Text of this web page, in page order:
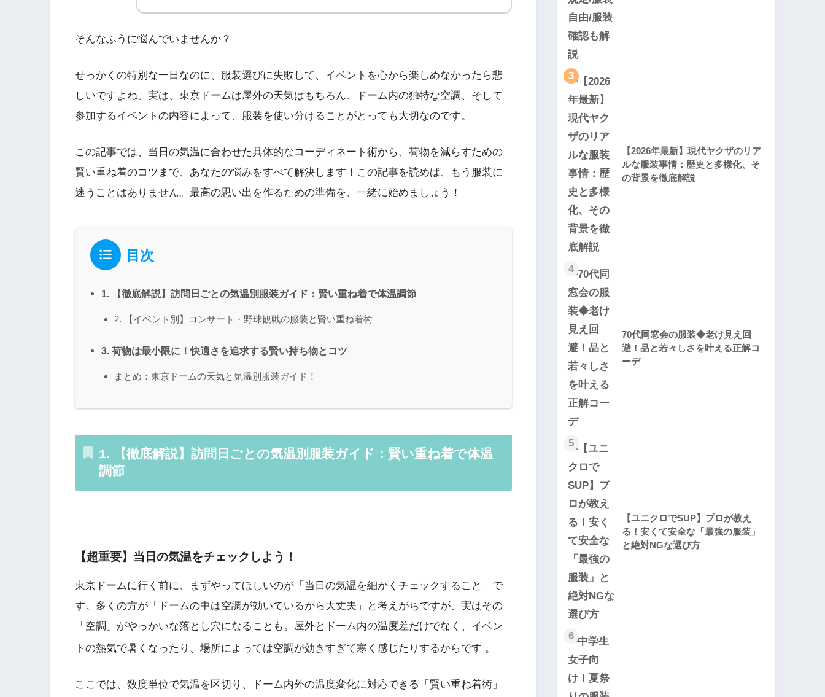
そんなふうに悩んでいませんか？
せっかくの特別な一日なのに、服装選びに失敗して、イベントを心から楽しめなかったら悲
しいですよね。実は、東京ドームは屋外の天気はもちろん、ドーム内の独特な空調、そして
参加するイベントの内容によって、服装を使い分けることがとっても大切なのです。
この記事では、当日の気温に合わせた具体的なコーディネート術から、荷物を減らすための
賢い重ね着のコツまで、あなたの悩みをすべて解決します！この記事を読めば、もう服装に
迷うことはありません。最高の思い出を作るための準備を、一緒に始めましょう！
目次
1. 【徹底解説】訪問日ごとの気温別服装ガイド：賢い重ね着で体温調節
2. 【イベント別】コンサート・野球観戦の服装と賢い重ね着術
3. 荷物は最小限に！快適さを追求する賢い持ち物とコツ
まとめ：東京ドームの天気と気温別服装ガイド！
1. 【徹底解説】訪問日ごとの気温別服装ガイド：賢い重ね着で体温
調節
【超重要】当日の気温をチェックしよう！
東京ドームに行く前に、まずやってほしいのが「当日の気温を細かくチェックすること」で
す。多くの方が「ドームの中は空調が効いているから大丈夫」と考えがちですが、実はその
「空調」がやっかいな落とし穴になることも。屋外とドーム内の温度差だけでなく、イベン
トの熱気で暑くなったり、場所によっては空調が効きすぎて寒く感じたりするからです 。
ここでは、数度単位で気温を区切り、ドーム内外の温度変化に対応できる「賢い重ね着術」
3
【2026年最新】現代ヤクザのリア
ルな服装事情：歴史と多様化、そ
の背景を徹底解説
4
70代同窓会の服装◆老け見え回
避！品と若々しさを叶える正解コ
ーデ
5
【ユニクロでSUP】プロが教え
る！安くて安全な「最強の服装」
と絶対NGな選び方
6